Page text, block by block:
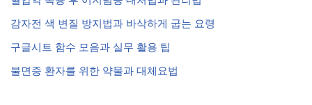
감자전 색 변질 방지법과 바삭하게 굽는 요령
구글시트 함수 모음과 실무 활용 팁
불면증 환자를 위한 약물과 대체요법